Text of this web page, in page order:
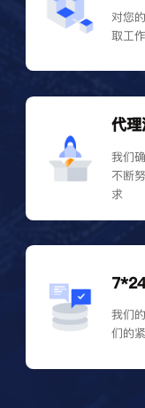
对您
取工
代
我们
不断
求
我们
们的